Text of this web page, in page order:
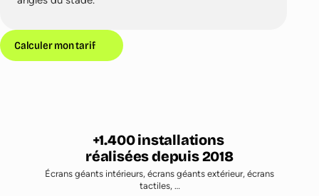
Calculer mon tarif
1.400
Écrans géants intérieurs, écrans géants extérieur, écrans
tactiles, …